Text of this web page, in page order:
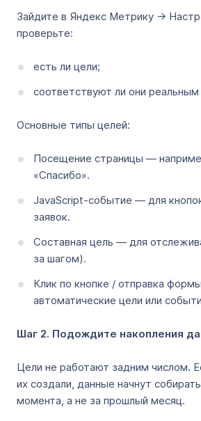
Зайдите в Яндекс Метрику →
проверьте:
есть ли цели;
соответствуют ли они
Основные типы целей:
Посещение страницы —
«Спасибо».
JavaScript-событие — для
заявок.
Составная цель — для
за шагом).
Клик по кнопке / отправка
автоматические цели или
Шаг 2. Подождите накопления
Цели не работают задним числом.
их создали, данные начнут
момента, а не за прошлый месяц.